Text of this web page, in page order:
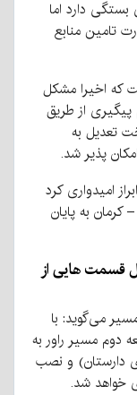
بستگی دارد اما
البته در صورت تامین منابع
قرارداد ها مربوط به سال ۹۱ است که اخیرا مشکل
که با ۲ سال و نیم پیگیری از طریق
تعدیل به
پذیر شد.
امیدواری کرد
کرمان به پایان
قسمت هایی از
می‌گوید: با
دوم مسیر راور به
تا روستای دارستان) و نصب
خواهد شد.